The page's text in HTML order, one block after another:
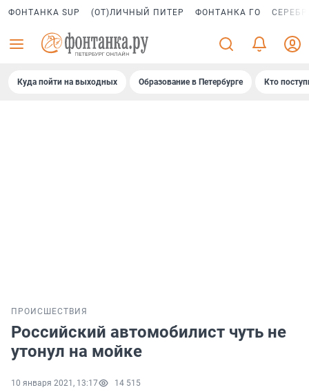
ФОНТАНКА SUP (ОТ)ЛИЧНЫЙ ПИТЕР ФОНТАНКА ГО
Куда пойти на выходных Образование в Петербурге Кто
ПРОИСШЕСТВИЯ
Российский автомобилист чуть не
утонул на мойке
10 января 2021, 13:17 14 515